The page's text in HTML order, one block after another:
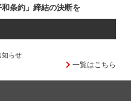
条約」締結の決断を
らせ
一覧はこちら